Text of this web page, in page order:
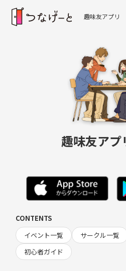
趣味友アプリ
趣味友ア
CONTENTS
イベント一覧
サークル一覧
初心者ガイド